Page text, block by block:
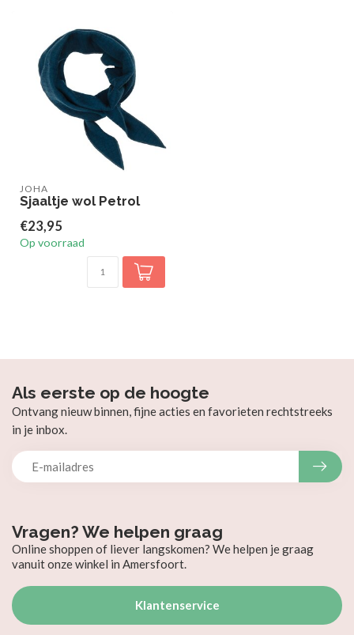
JOHA
Sjaaltje wol Petrol
€23,95
Op voorraad
Vragen? We helpen graag
Online shoppen of liever langskomen? We helpen je graag
vanuit onze winkel in Amersfoort.
Klantenservice
Als eerste op de hoogte
Ontvang nieuw binnen, fijne acties en favorieten rechtstreeks
in je inbox.